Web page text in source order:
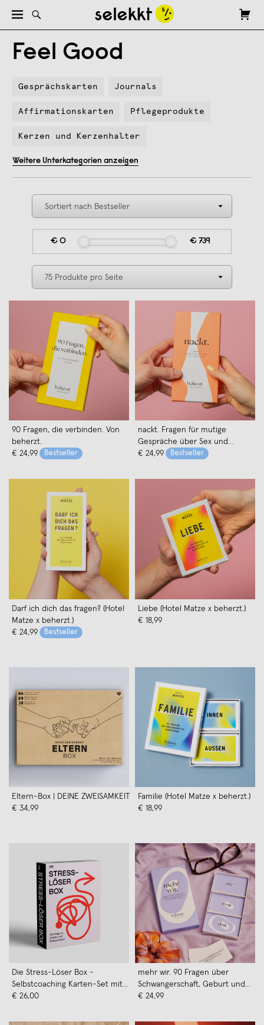
Feel Good
Gesprächskarten Journals
Affirmationskarten Pflegeprodukte
Kerzen und Kerzenhalter
Weitere Unterkategorien anzeigen
€ 0 € 739
90 Fragen, die verbinden. Von
beherzt.
€ 24,99
Bestseller
nackt. Fragen für mutige
Gespräche über Sex und
Intimität. Von beherzt.
€ 24,99 Bestseller
Darf ich dich das fragen? (Hotel
Matze x beherzt.)
€ 24,99
Bestseller
Liebe (Hotel Matze x beherzt.)
€ 18,99
Eltern-Box | DEINE ZWEISAMKEIT
€ 34,99
Familie (Hotel Matze x beherzt.)
€ 18,99
Die Stress-Löser Box -
Selbstcoaching Karten-Set mit
60 Karten
€ 26,00
mehr wir. 90 Fragen über
Schwangerschaft, Geburt und
das Elternwerden. Von beherzt.
€ 24,99